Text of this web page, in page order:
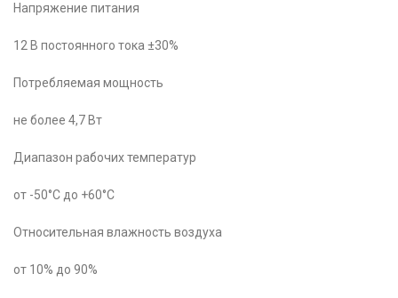
Напряжение питания
12 В постоянного тока ±30%
Потребляемая мощность
не более 4,7 Вт
Диапазон рабочих температур
от -50°C до +60°C
Относительная влажность воздуха
от 10% до 90%